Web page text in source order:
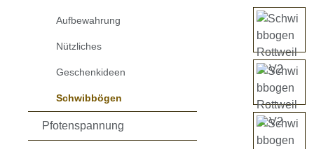
Aufbewahrung
Nützliches
Geschenkideen
Schwibbögen
Pfotenspannung